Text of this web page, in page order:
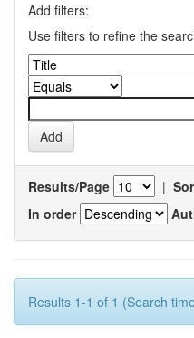
Add filters:
Use filters to refine the
Results/Page |
In order
Results 1-1 of 1 (Search